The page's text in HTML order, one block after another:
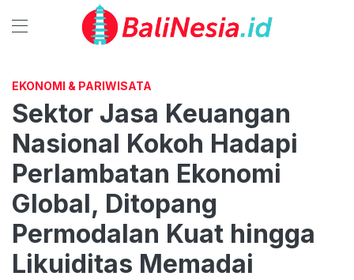
EKONOMI & PARIWISATA
Sektor Jasa Keuangan
Nasional Kokoh Hadapi
Perlambatan Ekonomi
Global, Ditopang
Permodalan Kuat hingga
Likuiditas Memadai